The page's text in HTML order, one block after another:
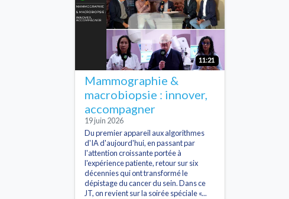
11:21
Mammographie &
macrobiopsie : innover,
accompagner
19 juin 2026
Du premier appareil aux algorithmes
d'IA d'aujourd'hui, en passant par
l'attention croissante portée à
l'expérience patiente, retour sur six
décennies qui ont transformé le
dépistage du cancer du sein. Dans ce
JT, on revient sur la soirée spéciale «...